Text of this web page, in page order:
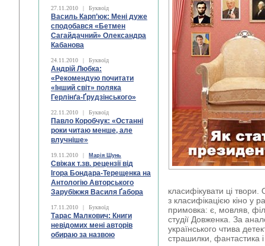
27.11.2010 | Буквоїд
Василь Карп’юк: Мені дуже
сподобався «Бетмен
Сагайдачний» Олександра
Кабанова
24.11.2010 | Буквоїд
Андрій Любка:
«Рекомендую почитати
«Інший світ» поляка
Герлінґа-Ґрудзінського»
22.11.2010 | Буквоїд
Павло Коробчук: «Останні
роки читаю менше, але
влучніше»
19.11.2010 | Марія Шунь
Свіжак т.зв. рецензії від
Ігора Бондара-Терещенка на
Антологію Авторського
Зарубіжжя Василя Ґабора
17.11.2010 | Буквоїд
Тарас Малкович: Книги
невідомих мені авторів
обираю за назвою
класифікувати ці
з класифікацією кіно у
примовка: є, мовляв,
студії Довженка. За
українського чтива
страшилки, фантастика